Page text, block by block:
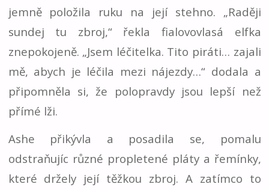
jemně položila ruku na její stehno. „Raději
sundej tu zbroj,“ řekla fialovovlasá elfka
znepokojeně. „Jsem léčitelka. Tito piráti… zajali
mě, abych je léčila mezi nájezdy…“ dodala a
připomněla si, že polopravdy jsou lepší než
přímé lži.
Ashe přikývla a posadila se, pomalu
odstraňujíc různé propletené pláty a řemínky,
které držely její těžkou zbroj. A zatímco to